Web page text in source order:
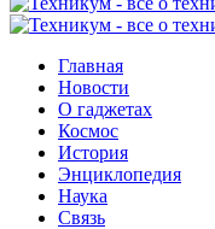
Главная
Новости
О гаджетах
Космос
История
Энциклопедия
Наука
Связь